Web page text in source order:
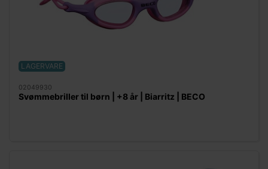
LAGERVARE
02049930
Svømmebriller til børn | +8 år | Biarritz | BECO